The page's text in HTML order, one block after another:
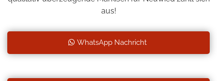
aus!
WhatsApp Nachricht